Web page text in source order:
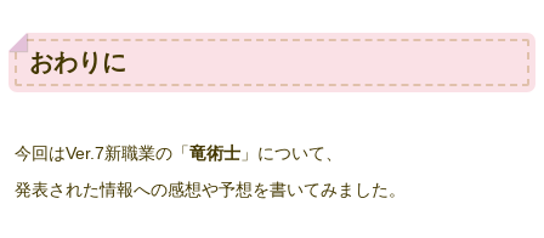
おわりに
今回はVer.7新職業の「竜術士 」について、
発表された情報への感想や予想を書いてみました。